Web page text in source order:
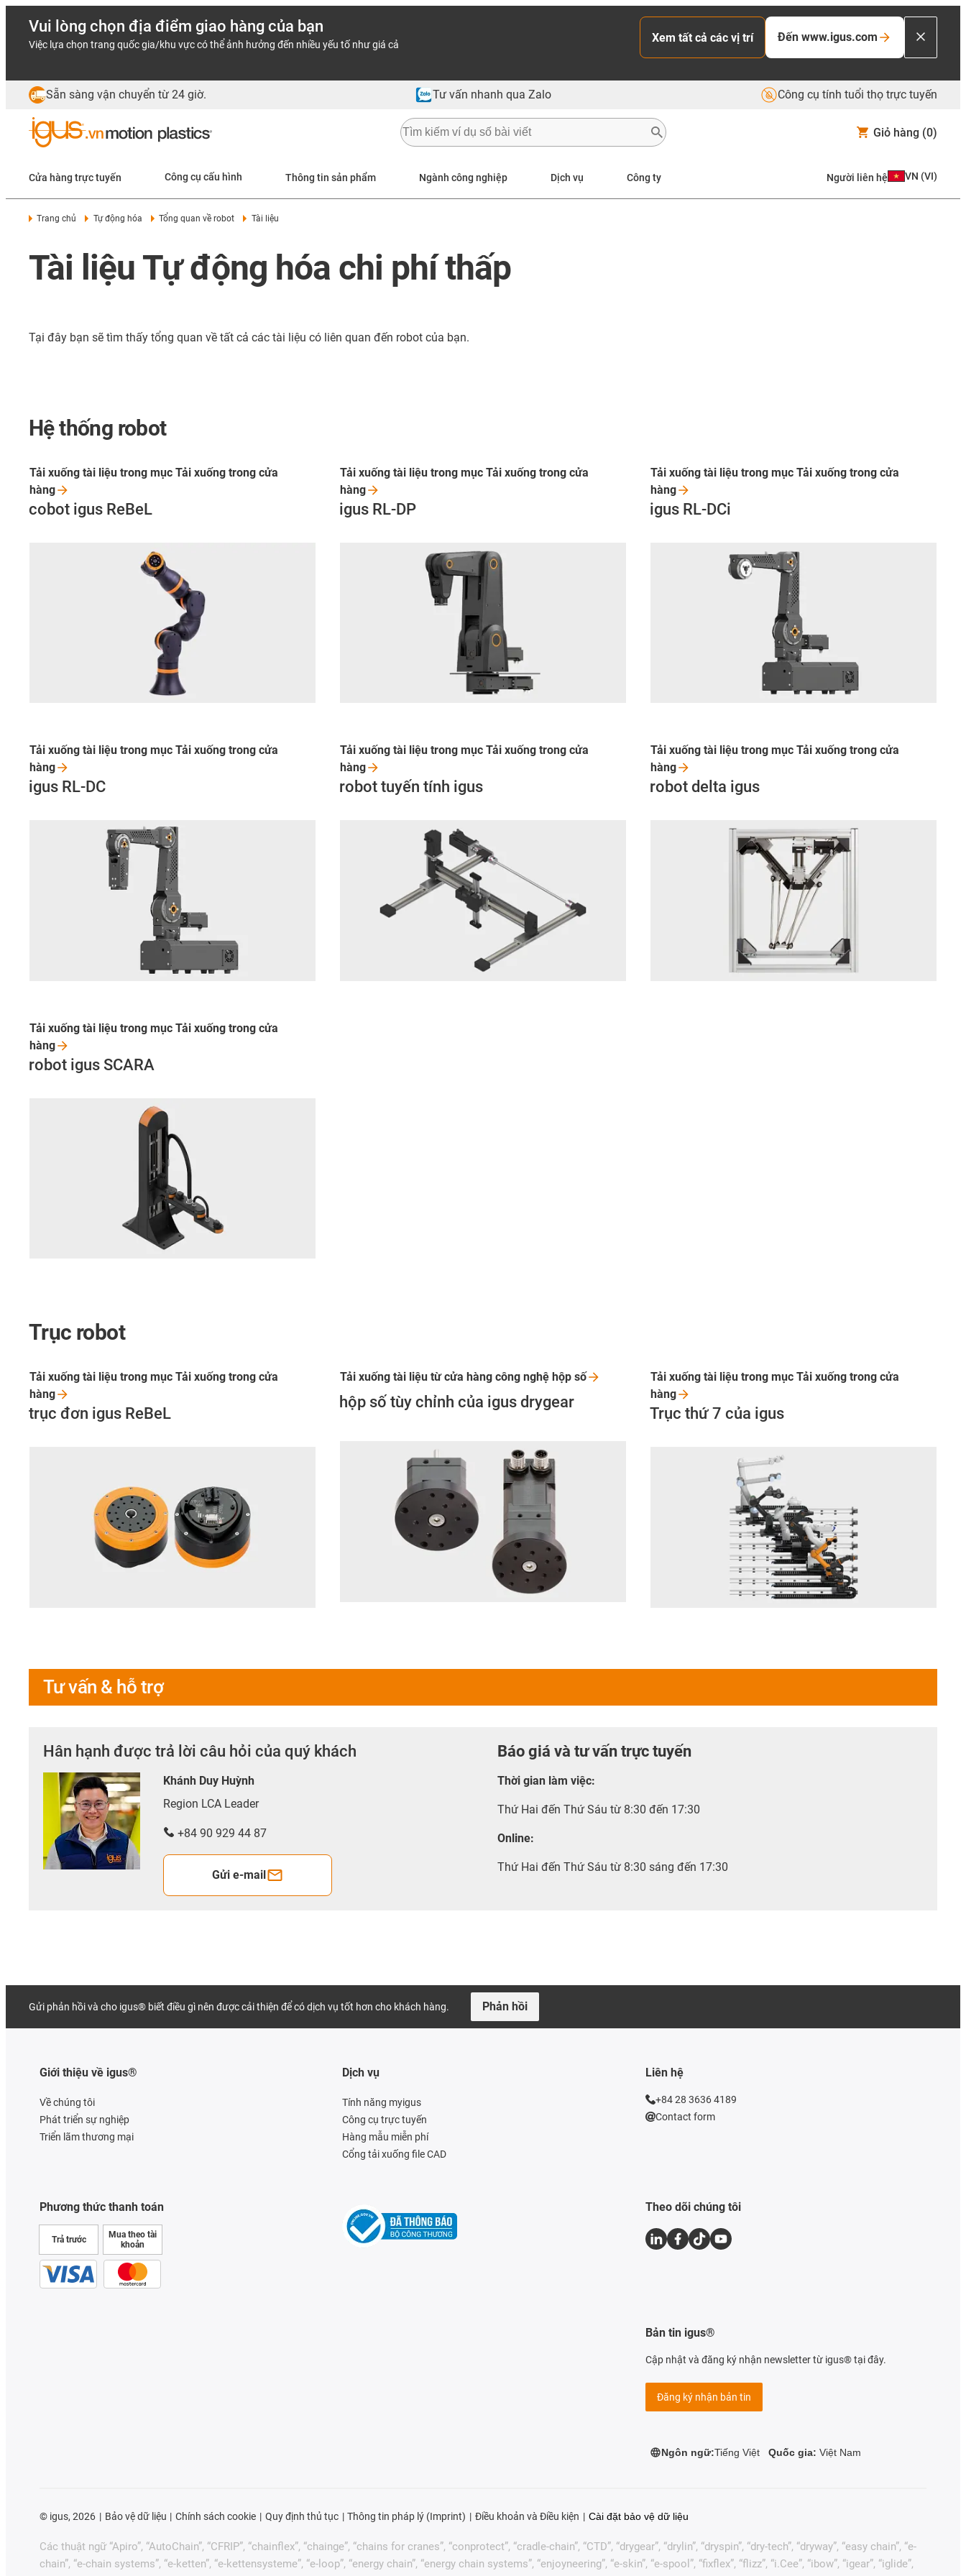
Vui lòng chọn địa điểm giao hàng của bạn
Việc lựa chọn trang quốc gia/khu vực có thể ảnh hưởng đến nhiều yếu tố như giá cả
Xem tất cả các vị trí Đến www.igus.com
Sẵn sàng vận chuyển từ 24 giờ. Tư vấn nhanh qua Zalo Công cụ tính tuổi thọ trực tuyến
Giỏ hàng (0)
Cửa hàng trực tuyến Công cụ cấu hình Thông tin sản phẩm Ngành công nghiệp Dịch vụ Công ty Người liên hệ VN (VI)
Trang chủ Tự động hóa Tổng quan về robot Tài liệu
Tài liệu Tự động hóa chi phí thấp
Tại đây bạn sẽ tìm thấy tổng quan về tất cả các tài liệu có liên quan đến robot của bạn.
Hệ thống robot
cobot igus ReBeL
Tải xuống tài liệu trong mục Tải xuống trong cửa
hàng
igus RL-DP
Tải xuống tài liệu trong mục Tải xuống trong cửa
hàng
igus RL-DCi
Tải xuống tài liệu trong mục Tải xuống trong cửa
hàng
igus RL-DC
Tải xuống tài liệu trong mục Tải xuống trong cửa
hàng
robot tuyến tính igus
Tải xuống tài liệu trong mục Tải xuống trong cửa
hàng
robot delta igus
Tải xuống tài liệu trong mục Tải xuống trong cửa
hàng
robot igus SCARA
Tải xuống tài liệu trong mục Tải xuống trong cửa
hàng
Trục robot
trục đơn igus ReBeL
Tải xuống tài liệu trong mục Tải xuống trong cửa
hàng
hộp số tùy chỉnh của igus drygear
Tải xuống tài liệu từ cửa hàng công nghệ hộp số
Trục thứ 7 của igus
Tải xuống tài liệu trong mục Tải xuống trong cửa
hàng
Tư vấn & hỗ trợ
Hân hạnh được trả lời câu hỏi của quý khách
Khánh Duy Huỳnh
Region LCA Leader
+84 90 929 44 87
Gửi e-mail
Báo giá và tư vấn trực tuyến
Thời gian làm việc:
Thứ Hai đến Thứ Sáu từ 8:30 đến 17:30
Online:
Thứ Hai đến Thứ Sáu từ 8:30 sáng đến 17:30
Gửi phản hồi và cho igus® biết điều gì nên được cải thiện để có dịch vụ tốt hơn cho khách hàng. Phản hồi
Giới thiệu về igus®
Về chúng tôi
Phát triển sự nghiệp
Triển lãm thương mại
Phương thức thanh toán
Trả trước
Mua theo tài
khoản
Dịch vụ
Tính năng myigus
Công cụ trực tuyến
Hàng mẫu miễn phí
Cổng tải xuống file CAD
Liên hệ
+84 28 3636 4189
Contact form
Theo dõi chúng tôi
Bản tin igus®
Cập nhật và đăng ký nhận newsletter từ igus® tại đây.
Đăng ký nhận bản tin
Ngôn ngữ:Tiếng Việt Quốc gia: Việt Nam
© igus, 2026 Bảo vệ dữ liệu Chính sách cookie Quy định thủ tục Thông tin pháp lý (Imprint) Điều khoản và Điều kiện Cài đặt bảo vệ dữ liệu
Các thuật ngữ “Apiro”, “AutoChain”, “CFRIP”, “chainflex”, “chainge”, “chains for cranes”, “conprotect”, “cradle-chain”, “CTD”, “drygear”, “drylin”, “dryspin”, “dry-tech”, “dryway”, “easy chain”, “e-
chain”, “e-chain systems”, “e-ketten”, “e-kettensysteme”, “e-loop”, “energy chain”, “energy chain systems”, “enjoyneering”, “e-skin”, “e-spool”, “fixflex”, “flizz”, “i.Cee”, “ibow”, “igear”, “iglide”,